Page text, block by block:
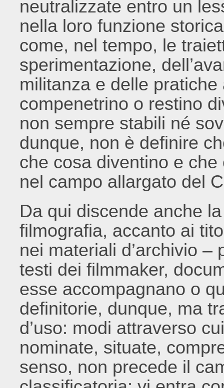
neutralizzate entro un
nella loro funzione
come, nel tempo, le
sperimentazione,
militanza e delle
compenetrino o restino
non sempre stabili né
dunque, non è definire
che cosa diventino e
nel campo allargato del
Da qui discende anche
filmografia, accanto ai
nei materiali d’archivio
testi dei filmmaker,
esse accompagnano o
definitorie, dunque, ma
d’uso: modi attraverso
nominate, situate,
senso, non precede il